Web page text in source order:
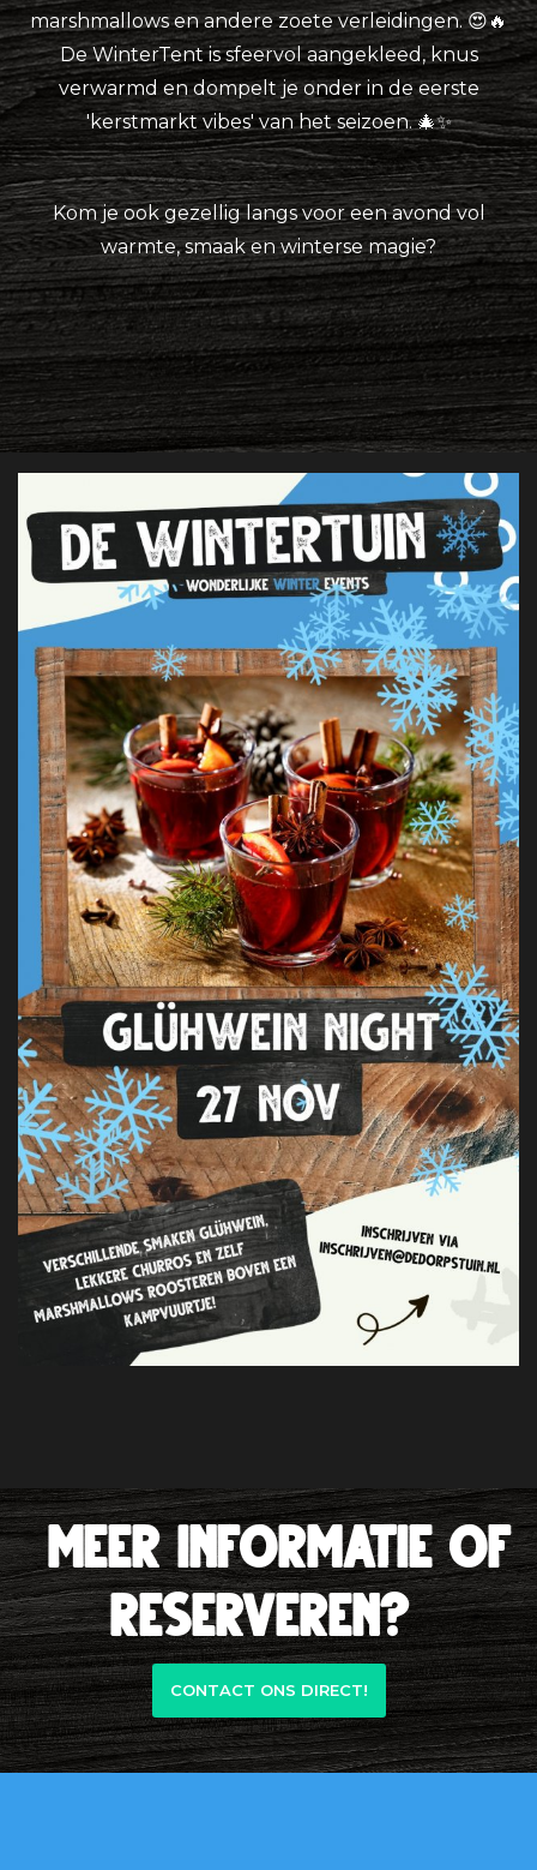
marshmallows en andere zoete verleidingen. 😍🔥
De WinterTent is sfeervol aangekleed, knus
verwarmd en dompelt je onder in de eerste
'kerstmarkt vibes' van het seizoen. 🎄✨
Kom je ook gezellig langs voor een avond vol
warmte, smaak en winterse magie?
Meer informatie of
reserveren?
CONTACT ONS DIRECT!